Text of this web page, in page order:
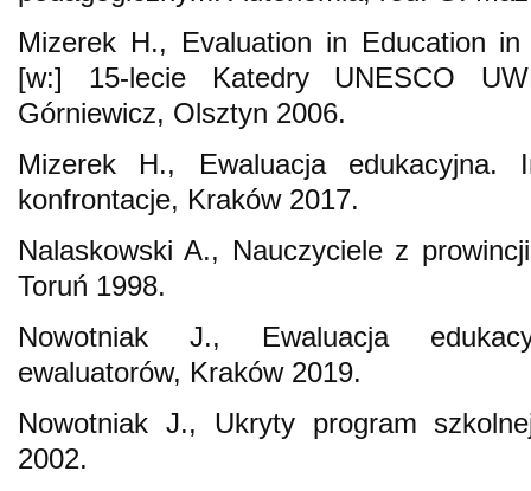
Mizerek H., Evaluation in Education
[w:] 15-lecie Katedry UNESCO
Górniewicz, Olsztyn 2006.
Mizerek H., Ewaluacja edukacyjna.
konfrontacje, Kraków 2017.
Nalaskowski A., Nauczyciele z
Toruń 1998.
Nowotniak J., Ewaluacja
ewaluatorów, Kraków 2019.
Nowotniak J., Ukryty program
2002.